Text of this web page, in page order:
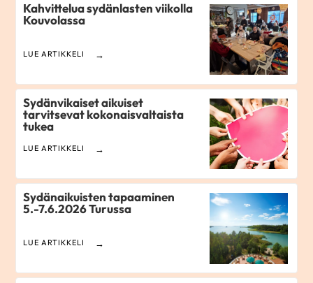
Kahvittelua sydänlasten viikolla
Kouvolassa
LUE ARTIKKELI
Sydänvikaiset aikuiset
tarvitsevat kokonaisvaltaista
tukea
LUE ARTIKKELI
Sydänaikuisten tapaaminen
5.-7.6.2026 Turussa
LUE ARTIKKELI